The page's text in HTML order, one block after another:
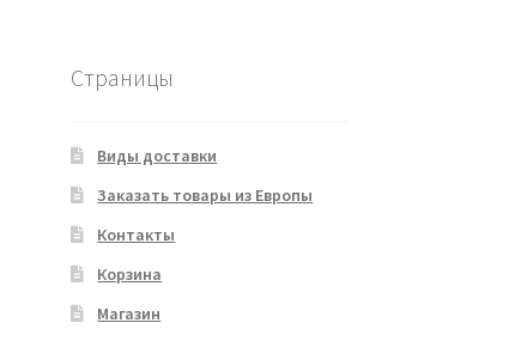
Страницы
Виды доставки
Заказать товары из Европы
Контакты
Корзина
Магазин